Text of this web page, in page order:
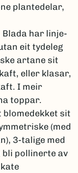
plantedelar,
har linje-
eit tydeleg
artane sit
eller klasar,
I meir
toppar.
blomedekket sit
(med
3-talige med
bli pollinerte av